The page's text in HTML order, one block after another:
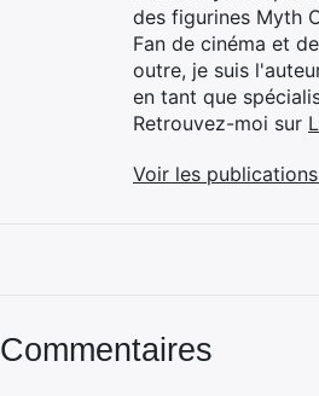
des figurines Myth
Fan de cinéma et
outre, je suis
en tant que
Retrouvez-moi sur
Voir les
Commentaires